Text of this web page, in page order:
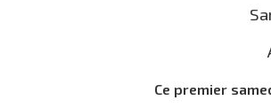
Ce premier